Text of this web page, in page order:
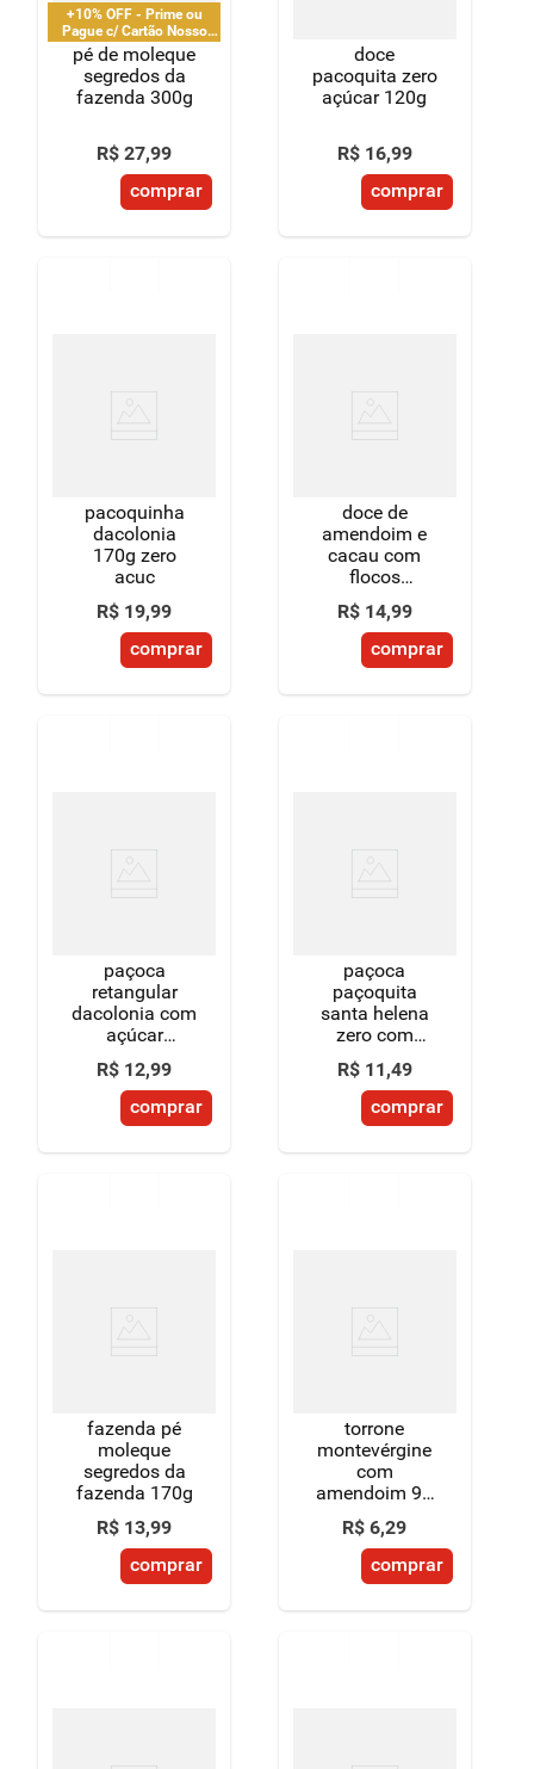
+10% OFF - Prime ou
Pague c/ Cartão Nosso
Pay
pé de moleque
segredos da
fazenda 300g
R$ 27,99
comprar
doce
pacoquita zero
açúcar 120g
R$ 16,99
comprar
pacoquinha
dacolonia
170g zero
acuc
R$ 19,99
comprar
doce de
amendoim e
cacau com
flocos
chocolate e
avelã
paçoquita
lovers caixa
R$ 14,99
comprar
paçoca
retangular
dacolonia com
açúcar
mascavo 180g
R$ 12,99
comprar
paçoca
paçoquita
santa helena
zero com
aveia 88g
R$ 11,49
comprar
fazenda pé
moleque
segredos da
fazenda 170g
R$ 13,99
comprar
torrone
montevérgine
com
amendoim 90
R$ 6,29
comprar